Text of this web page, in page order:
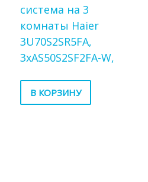
система на 3
комнаты Haier
3U70S2SR5FA,
3хAS50S2SF2FA-W,
В КОРЗИНУ